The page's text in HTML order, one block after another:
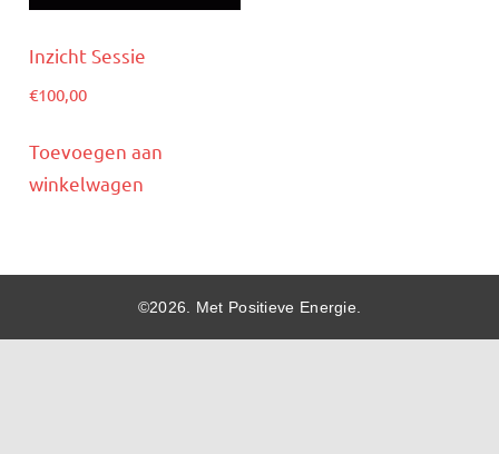
Inzicht Sessie
€100,00
Toevoegen aan
winkelwagen